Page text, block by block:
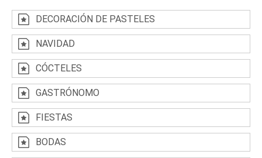
DECORACIÓN DE PASTELES
NAVIDAD
CÓCTELES
GASTRÓNOMO
FIESTAS
BODAS